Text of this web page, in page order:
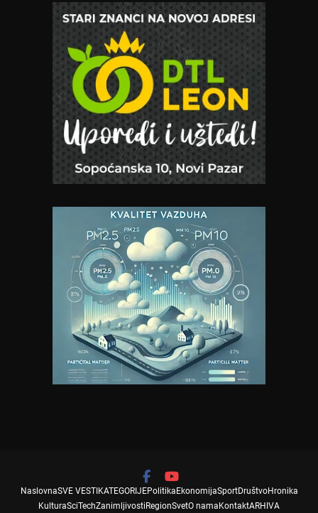
NaslovnaSVE VESTI KATEGORIJEPolitika EkonomijaSportDruštvoHronika
KulturaSciTechZanimljivosti RegionSvetO nama KontaktARHIVA